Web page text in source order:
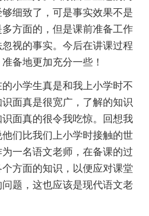
细致了，可是事实效果不是
方面的，但是课前准备工作
视的事实。今后在讲课过程
备地更加充分一些！
小学生真是和我上小学时不
面真是很宽广，了解的知识
面真的很令我吃惊。回想我
们比我们上小学时接触的世
一名语文老师，在备课的过
方面的知识，以便应对课堂
题，这也应该是现代语文老